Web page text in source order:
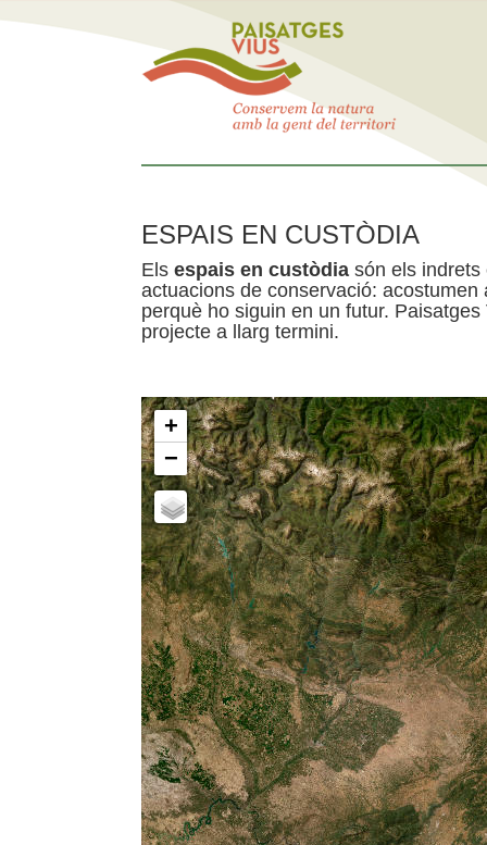
ESPAIS EN CUSTÒDIA
Els espais en custòdia són els indrets
actuacions de conservació:
perquè ho siguin en un futur.
projecte a llarg termini.
+
−